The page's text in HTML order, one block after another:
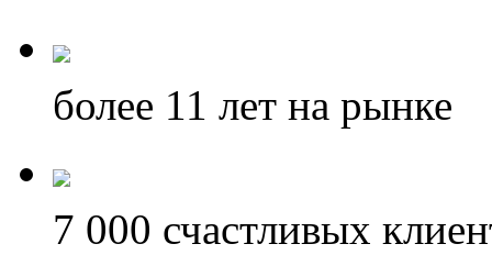
более 11 лет на рынке
7 000 счастливых